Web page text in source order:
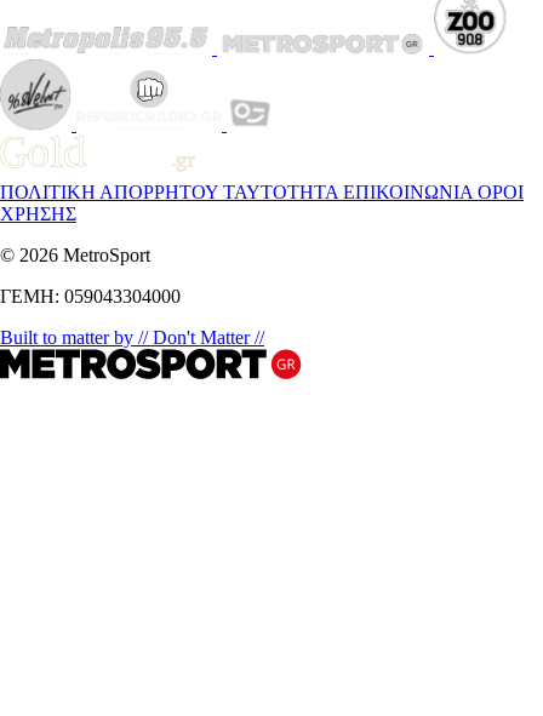
ΠΟΛΙΤΙΚΗ ΑΠΟΡΡΗΤΟΥ ΤΑΥΤΟΤΗΤΑ ΕΠΙΚΟΙΝΩΝΙΑ ΟΡΟΙ
ΧΡΗΣΗΣ
© 2026 MetroSport
ΓΕΜΗ: 059043304000
Built to matter by // Don't Matter //